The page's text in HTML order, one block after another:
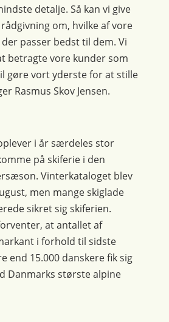
detalje. Så kan vi give
om, hvilke af vore
passer bedst til dem. Vi
betragte vore kunder som
gøre vort yderste for at stille
Rasmus Skov Jensen.
i år særdeles stor
på skiferie i den
Vinterkataloget blev
men mange skiglade
sikret sig skiferien.
at antallet af
i forhold til sidste
end 15.000 danskere fik sig
Danmarks største alpine